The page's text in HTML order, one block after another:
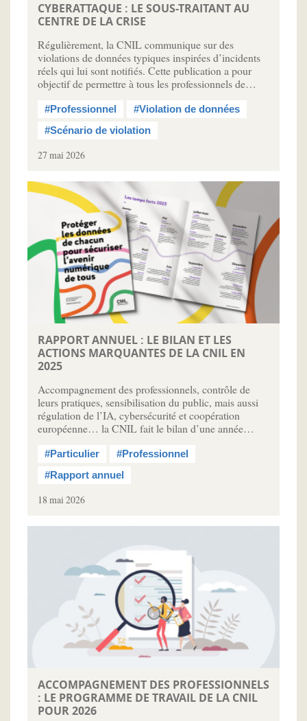
CYBERATTAQUE : LE SOUS-TRAITANT AU
CENTRE DE LA CRISE
Régulièrement, la CNIL communique sur des
violations de données typiques inspirées d’incidents
réels qui lui sont notifiés. Cette publication a pour
objectif de permettre à tous les professionnels de…
#Professionnel
#Violation de données
#Scénario de violation
27 mai 2026
RAPPORT ANNUEL : LE BILAN ET LES
ACTIONS MARQUANTES DE LA CNIL EN
2025
Accompagnement des professionnels, contrôle de
leurs pratiques, sensibilisation du public, mais aussi
régulation de l’IA, cybersécurité et coopération
européenne… la CNIL fait le bilan d’une année…
#Particulier
#Professionnel
#Rapport annuel
18 mai 2026
ACCOMPAGNEMENT DES PROFESSIONNELS
: LE PROGRAMME DE TRAVAIL DE LA CNIL
POUR 2026